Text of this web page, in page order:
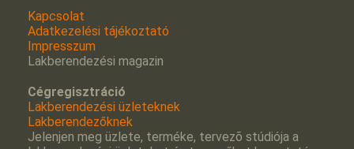
Kapcsolat
Adatkezelési tájékoztató
Impresszum
Lakberendezési magazin
Cégregisztráció
Lakberendezési üzleteknek
Lakberendezőknek
Jelenjen meg üzlete, terméke, tervezõ stúdiója a